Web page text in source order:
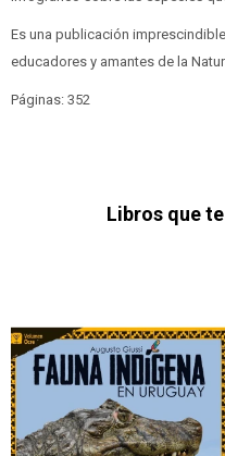
Es una publicación
educadores y amantes de la
Páginas: 352
Libros que